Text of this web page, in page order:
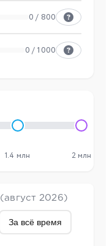
0 / 800
0 / 1000
1.4 млн 2 млн
(август 2026)
За всё время